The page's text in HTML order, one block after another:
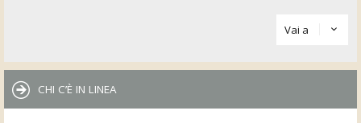
Vai a
CHI C’È IN LINEA